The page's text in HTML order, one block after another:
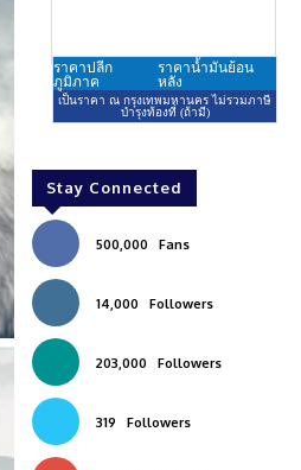
Stay Connected
500,000 Fans
14,000 Followers
203,000 Followers
319 Followers